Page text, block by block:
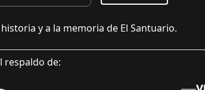
y a la memoria de El Santuario.
respaldo de: